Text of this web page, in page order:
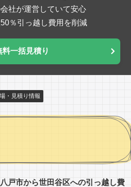
社が運営していて安心
％引っ越し費用を削減
料一括見積り
・見積り情報
八戸市から世田谷区への引っ越し費